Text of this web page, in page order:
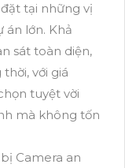
tại những vị
lớn. Khả
sát toàn diện,
với giá
tuyệt vời
mà không tốn
Camera an